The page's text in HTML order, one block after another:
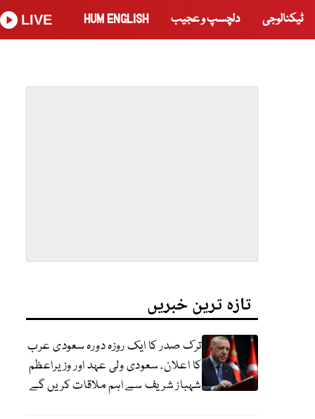
ٹیکنالوجی دلچسپ و عجیب HUM ENGLISH
LIVE
تازہ ترین خبریں
ترک صدر کا ایک روزہ دورہ سعودی عرب
کا اعلان، سعودی ولی عہد اور وزیراعظم
شہباز شریف سے اہم ملاقات کریں گے